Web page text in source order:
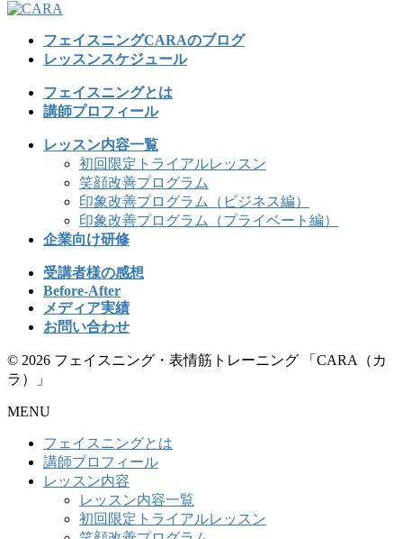
フェイスニングCARAのブログ
レッスンスケジュール
フェイスニングとは
講師プロフィール
レッスン内容一覧
初回限定トライアルレッスン
笑顔改善プログラム
印象改善プログラム（ビジネス編）
印象改善プログラム（プライベート編）
企業向け研修
受講者様の感想
Before-After
メディア実績
お問い合わせ
© 2026 フェイスニング・表情筋トレーニング 「CARA（カ
ラ）」
MENU
フェイスニングとは
講師プロフィール
レッスン内容
レッスン内容一覧
初回限定トライアルレッスン